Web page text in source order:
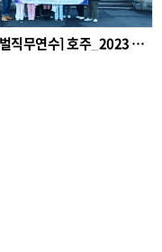
[글로벌직무연수] 호주_2023 직무영어교육 및 기업체탐방